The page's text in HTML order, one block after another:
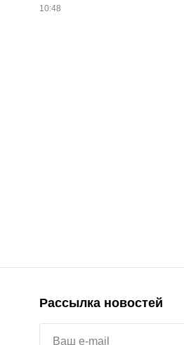
10:48
Рассылка новостей